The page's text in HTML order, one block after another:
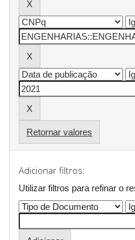
Retornar valores
Adicionar filtros:
Utilizar filtros para refinar o